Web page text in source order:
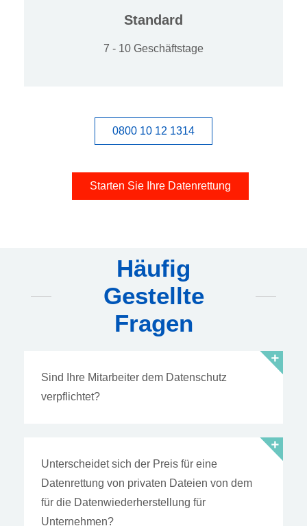
Standard
7 - 10 Geschäftstage
0800 10 12 1314
Starten Sie Ihre Datenrettung
Häufig
Gestellte
Fragen
Sind Ihre Mitarbeiter dem Datenschutz
verpflichtet?
Unterscheidet sich der Preis für eine
Datenrettung von privaten Dateien von dem
für die Datenwiederherstellung für
Unternehmen?